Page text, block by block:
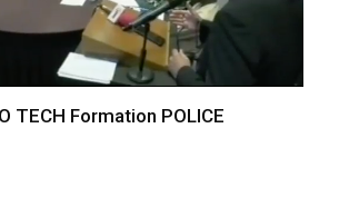
TECH Formation POLICE